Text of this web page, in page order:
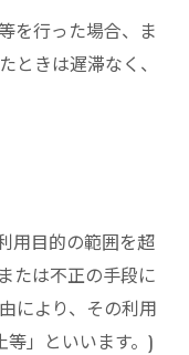
を行った場合、ま
ときは遅滞なく、
用目的の範囲を超
たは不正の手段に
により、その利用
」といいます。)